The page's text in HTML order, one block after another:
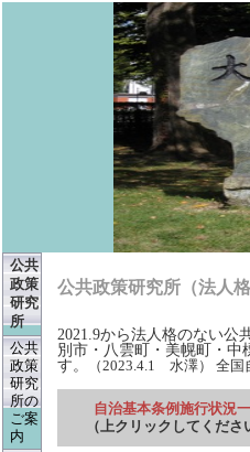
公共
政策
研究
所
公共
政策
研究
所の
ご案
内
公共政策研
2021.9から法人格のない公
別市・八雲町・美幌町・中
す。
（2023.4.1 水澤） 全国
自治基本条例施行状況
（上クリックしてくださ